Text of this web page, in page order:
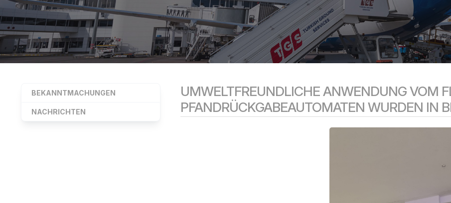
UMWELTFREUNDLICHE ANWENDUNG VOM
PFANDRÜCKGABEAUTOMATEN WURDEN IN
BEKANNTMACHUNGEN
NACHRICHTEN